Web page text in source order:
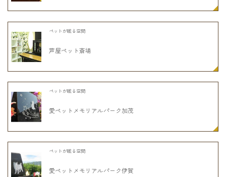
ペットが眠る空間
芦屋ペット斎場
ペットが眠る空間
愛ペットメモリアルパーク加茂
ペットが眠る空間
愛ペットメモリアルパーク伊賀